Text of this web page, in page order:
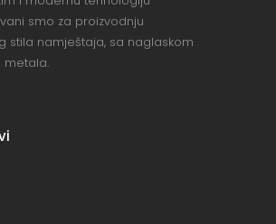
smo za proizvodnju
stila namještaja, sa naglaskom
metala.